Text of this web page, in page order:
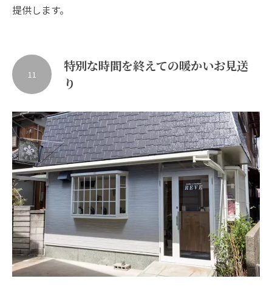
提供します。
特別な時間を終えての暖かいお見送
り
11